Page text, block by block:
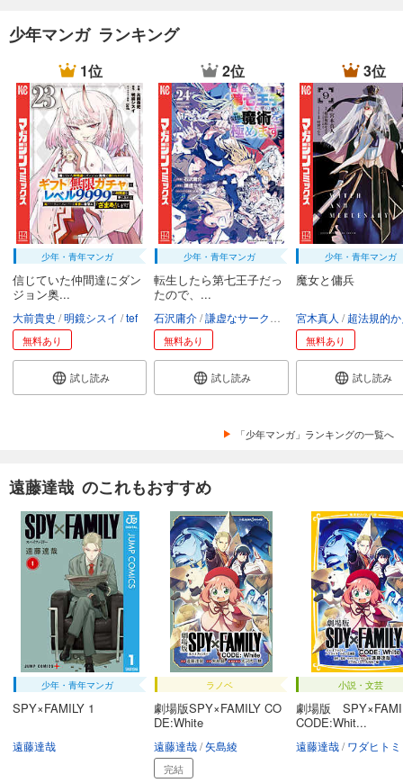
少年マンガ ランキング
1位
少年・青年マンガ
信じていた仲間達にダン
ジョン奥...
大前貴史 明鏡シスイ tef
無料あり
試し読み
2位
少年・青年マンガ
転生したら第七王子だっ
たので、...
石沢庸介 謙虚なサークル メル。
無料あり
試し読み
3位
少年・青年マンガ
魔女と傭兵
宮木真人 超法規的か
無料あり
試し読み
「少年マンガ」ランキングの一覧へ
遠藤達哉 のこれもおすすめ
少年・青年マンガ
SPY×FAMILY 1
遠藤達哉
ラノベ
劇場版SPY×FAMILY CO
DE:White
遠藤達哉 矢島綾
完結
小説・文芸
劇場版
CODE:Whit...
遠藤達哉 ワダヒトミ